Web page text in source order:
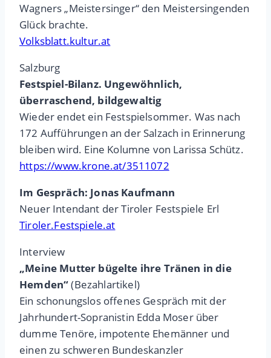
Wagners „Meistersinger“ den Meistersingenden
Glück brachte.
Volksblatt.kultur.at
Salzburg
Festspiel-Bilanz. Ungewöhnlich,
überraschend, bildgewaltig
Wieder endet ein Festspielsommer. Was nach
172 Aufführungen an der Salzach in Erinnerung
bleiben wird. Eine Kolumne von Larissa Schütz.
https://www.krone.at/3511072
Im Gespräch: Jonas Kaufmann
Neuer Intendant der Tiroler Festspiele Erl
Tiroler.Festspiele.at
Interview
„Meine Mutter bügelte ihre Tränen in die
Hemden“(Bezahlartikel)
Ein schonungslos offenes Gespräch mit der
Jahrhundert-Sopranistin Edda Moser über
dumme Tenöre, impotente Ehemänner und
einen zu schweren Bundeskanzler